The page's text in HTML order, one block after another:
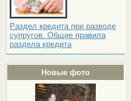
Раздел кредита при разводе
супругов. Общие правила
раздела кредита
Новые фото